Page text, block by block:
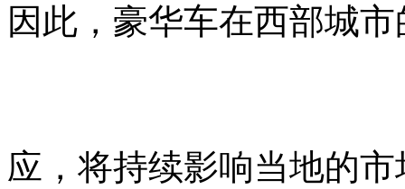
因此，豪华车在西部城
应，将持续影响当地的